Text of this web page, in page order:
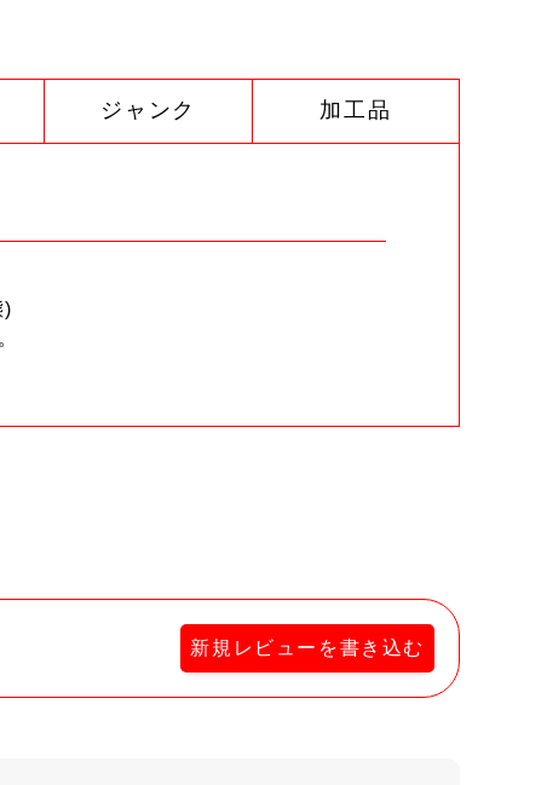
ジャンク 加工品
)
新規レビューを書き込む